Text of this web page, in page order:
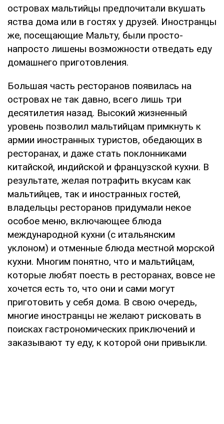
островах мальтийцы предпочитали вкушать
яства дома или в гостях у друзей. Иностранцы
же, посещающие Мальту, были просто-
напросто лишены возможности отведать еду
домашнего приготовления.
Большая часть ресторанов появилась на
островах не так давно, всего лишь три
десятилетия назад. Высокий жизненный
уровень позволил мальтийцам примкнуть к
армии иностранных туристов, обедающих в
ресторанах, и даже стать поклонниками
китайской, индийской и французской кухни. В
результате, желая потрафить вкусам как
мальтийцев, так и иностранных гостей,
владельцы ресторанов придумали некое
особое меню, включающее блюда
международной кухни (с итальянским
уклоном) и отменные блюда местной морской
кухни. Многим понятно, что и мальтийцам,
которые любят поесть в ресторанах, вовсе не
хочется есть то, что они и сами могут
приготовить у себя дома. В свою очередь,
многие иностранцы не желают рисковать в
поисках гастрономических приключений и
заказывают ту еду, к которой они привыкли.